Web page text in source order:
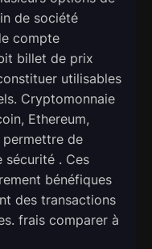
de société
compte
billet de prix
utilisables
Cryptomonnaie
Ethereum,
de
. Ces
bénéfiques
des transactions
frais comparer à